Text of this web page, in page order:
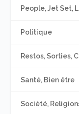
People, Jet Set,
Politique
Restos, Sorties,
Santé, Bien être
Société,